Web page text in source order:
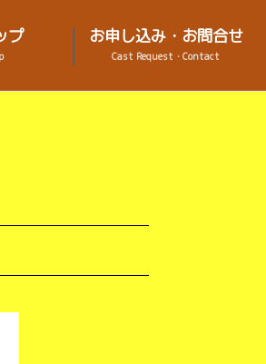
プ お申し込み・お問合せ
Cast Request・Contact